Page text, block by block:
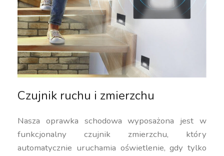
Czujnik ruchu i zmierzchu
Nasza oprawka schodowa wyposażona jest w
funkcjonalny czujnik zmierzchu, który
automatycznie uruchamia oświetlenie, gdy tylko